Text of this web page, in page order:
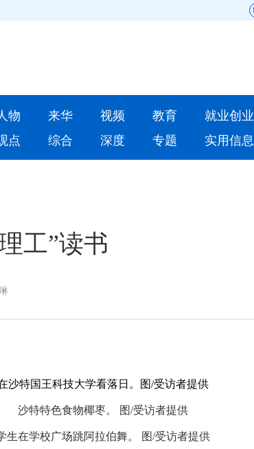
来华
物 来华 视频 教育 就业创业
点 综合 深度 专题 实用信息
工”读书
沙特国王科技大学看落日。图/受访者提供
沙特特色食物椰枣。 图/受访者提供
生在学校广场跳阿拉伯舞。 图/受访者提供